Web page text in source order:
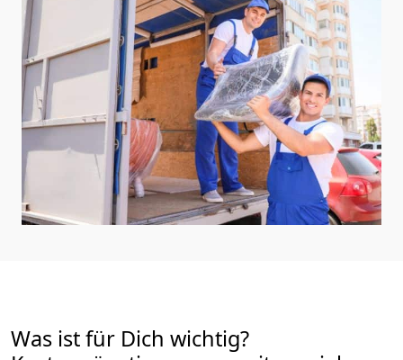
Was ist für Dich wichtig?